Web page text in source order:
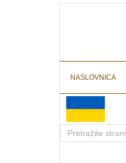
NASLOVNICA